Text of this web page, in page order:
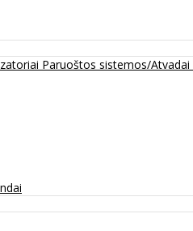
Paruoštos sistemos/Atvadai